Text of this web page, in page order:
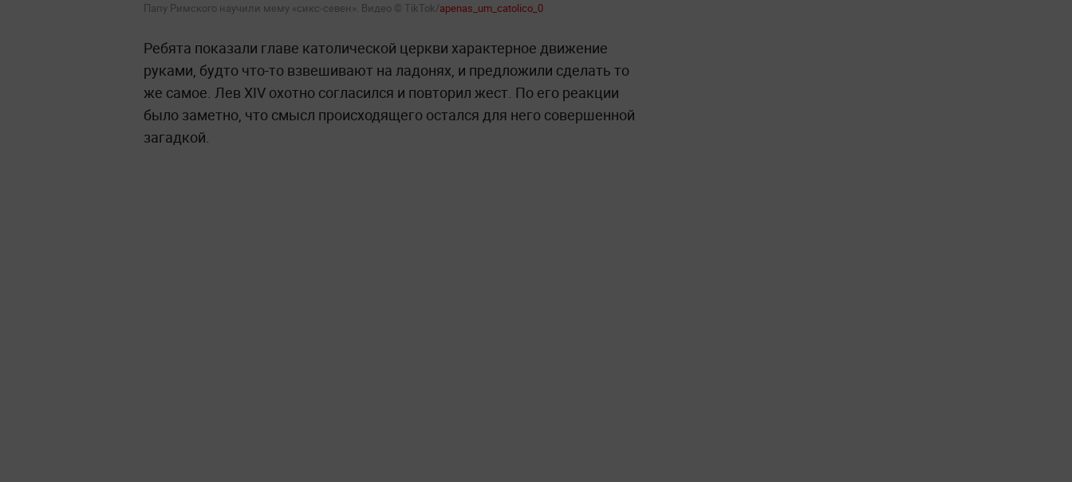
Папу Римского научили мему «сикс-севен». Видео © TikTok/apenas_um_catolico_0
Ребята показали главе католической церкви характерное движение
руками, будто что-то взвешивают на ладонях, и предложили сделать то
же самое. Лев XIV охотно согласился и повторил жест. По его реакции
было заметно, что смысл происходящего остался для него совершенной
загадкой.